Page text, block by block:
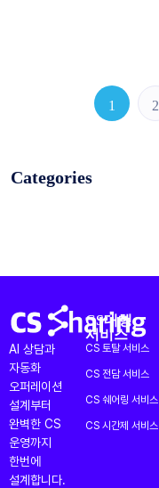
1 2
Categories
AI 상담과
자동화
오퍼레이션
설계부터
완벽한 CS
운영까지
한번에
설계합니다.
CS대행
서비스
CS 토탈 서비스
CS 전담 서비스
CS 쉐어링 서비스
CS 시간제 서비스